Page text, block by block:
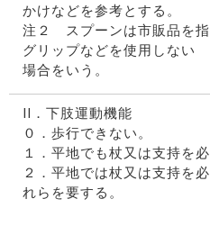
かけなどを参考とする。
注２ スプーンは市販品を
グリップなどを使用しない
場合をいう。
II．下肢運動機能
０．歩行できない。
１．平地でも杖又は支持を必
２．平地では杖又は支持を
れらを要する。